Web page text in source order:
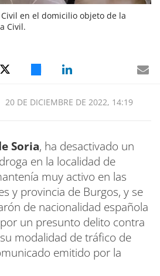
en el domicilio objeto de la
Civil.
20 DE DICIEMBRE DE 2022, 14:19
Soria, ha desactivado un
en la localidad de
muy activo en las
y provincia de Burgos, y se
de nacionalidad española
un presunto delito contra
modalidad de tráfico de
emitido por la